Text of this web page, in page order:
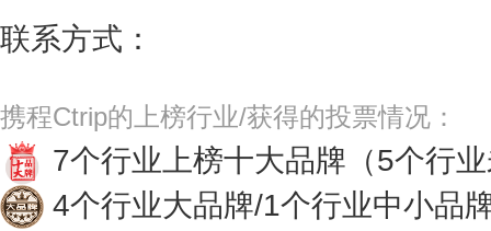
联系方式：
携程Ctrip的上榜行业/获得的投票情况：
7个行业上榜十大品牌 （5个行
4个行业大品牌/1个行业中小品